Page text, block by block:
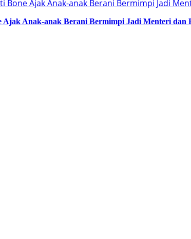
Anak-anak Berani Bermimpi Jadi Menteri dan